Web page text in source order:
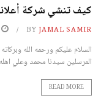
كيف تنشي شركة
BY JAMAL SAMIR
السلام عليكم ورحمه الله
المرسلين سيدنا محمد وعلي
READ MORE